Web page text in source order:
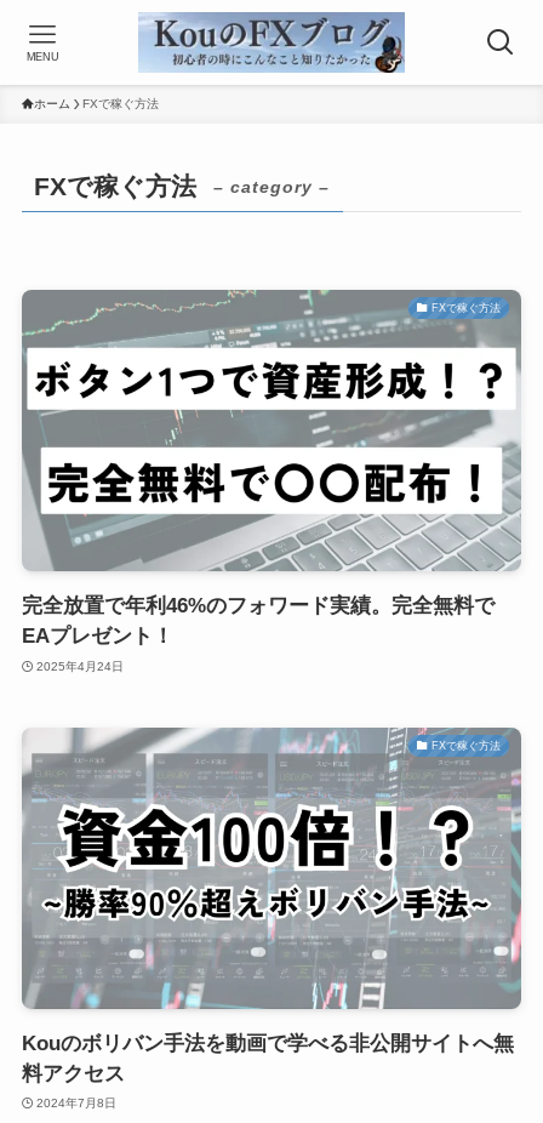
MENU
ホーム FXで稼ぐ方法
FXで稼ぐ方法 – category –
FXで稼ぐ方法
完全放置で年利46%のフォワード実績。完全無料で
EAプレゼント！
2025年4月24日
FXで稼ぐ方法
Kouのボリバン手法を動画で学べる非公開サイトへ無
料アクセス
2024年7月8日